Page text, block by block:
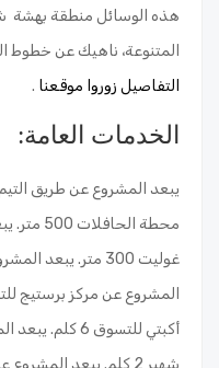
هذه الوسائل منطقة بهشة
المتنوعة، ناهيك عن خطوط
التفاصيل زوروا موقعنا .
الخدمات العامة:
محطة
أكبتي للتسوق